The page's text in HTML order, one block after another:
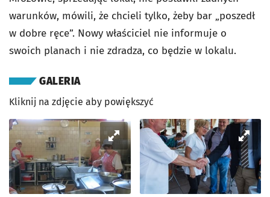
warunków, mówili, że chcieli tylko, żeby bar „poszedł
w dobre ręce”. Nowy właściciel nie informuje o
swoich planach i nie zdradza, co będzie w lokalu.
GALERIA
Kliknij na zdjęcie aby powiększyć